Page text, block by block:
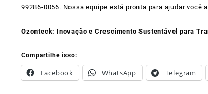
99286-0056. Nossa equipe está pronta para ajudar você
Ozonteck: Inovação e Crescimento Sustentável para
Compartilhe isso:
Facebook WhatsApp Telegram